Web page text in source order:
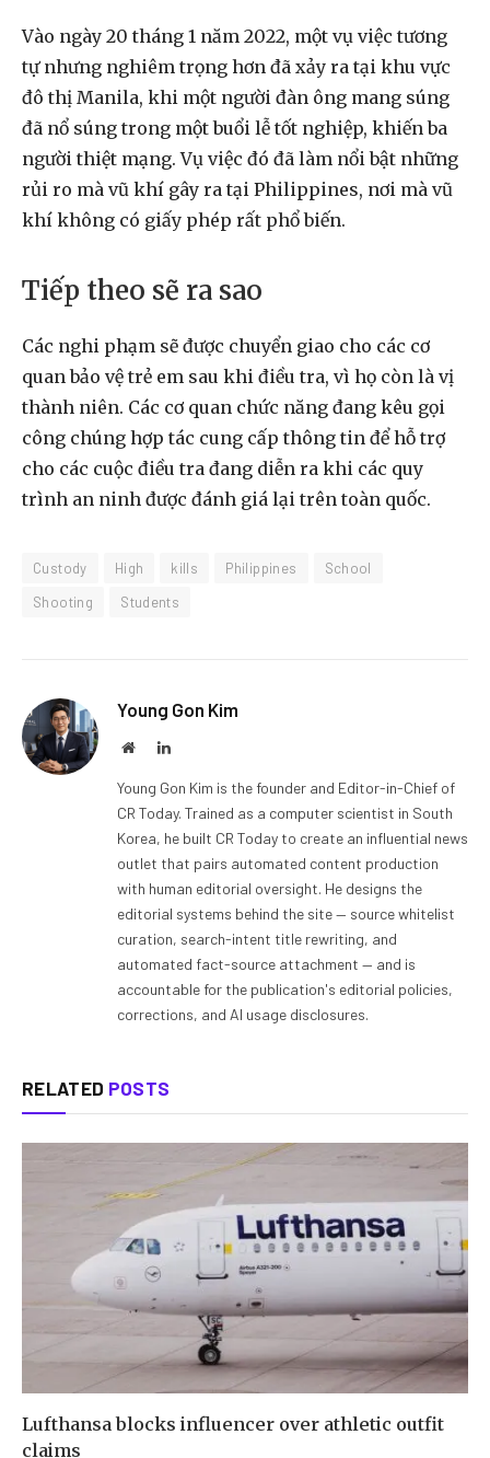
Vào ngày 20 tháng 1 năm 2022, một vụ việc tương
tự nhưng nghiêm trọng hơn đã xảy ra tại khu vực
đô thị Manila, khi một người đàn ông mang súng
đã nổ súng trong một buổi lễ tốt nghiệp, khiến ba
người thiệt mạng. Vụ việc đó đã làm nổi bật những
rủi ro mà vũ khí gây ra tại Philippines, nơi mà vũ
khí không có giấy phép rất phổ biến.
Tiếp theo sẽ ra sao
Các nghi phạm sẽ được chuyển giao cho các cơ
quan bảo vệ trẻ em sau khi điều tra, vì họ còn là vị
thành niên. Các cơ quan chức năng đang kêu gọi
công chúng hợp tác cung cấp thông tin để hỗ trợ
cho các cuộc điều tra đang diễn ra khi các quy
trình an ninh được đánh giá lại trên toàn quốc.
Custody High kills Philippines
School
Shooting
Students
Young Gon Kim
WebsiteLinkedIn
Young Gon Kim is the founder and Editor-in-Chief of
CR Today. Trained as a computer scientist in South
Korea, he built CR Today to create an influential news
outlet that pairs automated content production
with human editorial oversight. He designs the
editorial systems behind the site — source whitelist
curation, search-intent title rewriting, and
automated fact-source attachment — and is
accountable for the publication's editorial policies,
corrections, and AI usage disclosures.
RELATED POSTS
Lufthansa blocks influencer over athletic outfit
claims